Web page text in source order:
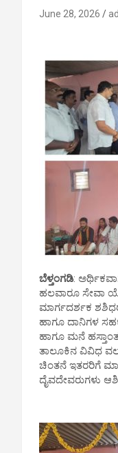
June 28, 2026
ಬೆಳ್ತಂಗಡಿ:
ಹಲವಾರೂ ಸೇವಾ
ಮಾರ್ಗದರ್ಶಕ
ಹಾಗೂ ದಾನಿಗಳ
ಹಾಗೂ ಮನೆ
ತಾಲೂಕಿನ ವಿವಿಧ
ಚಿಂತನೆ ಇತರರಿಗೆ
ದೈವದೇವರುಗಳು